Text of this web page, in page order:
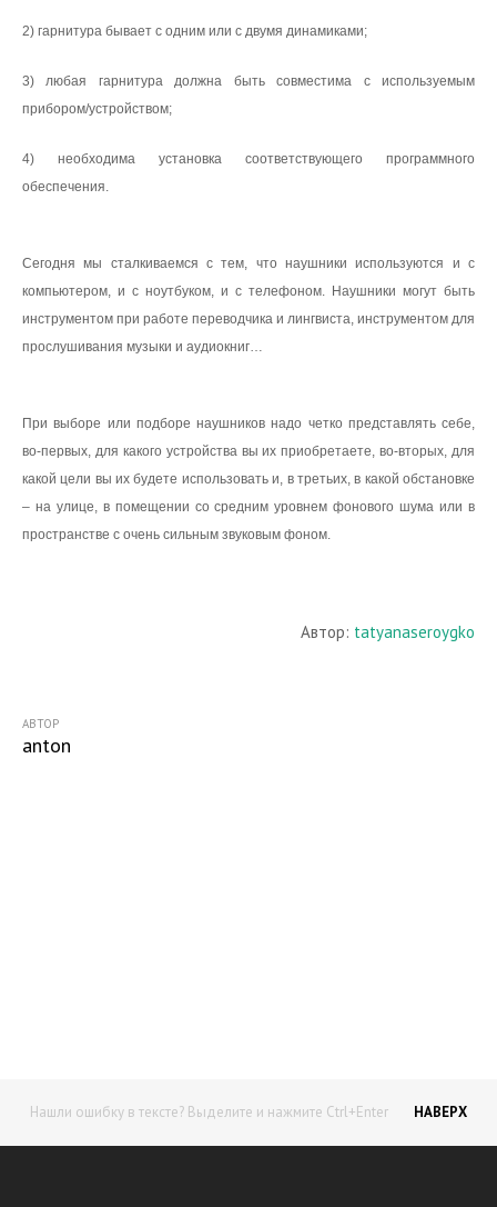
2) гарнитура бывает с одним или с двумя динамиками;
3) любая гарнитура должна быть совместима с используемым
прибором/устройством;
4) необходима установка соответствующего программного
обеспечения.
Сегодня мы сталкиваемся с тем, что наушники используются и с
компьютером, и с ноутбуком, и с телефоном. Наушники могут быть
инструментом при работе переводчика и лингвиста, инструментом для
прослушивания музыки и аудиокниг…
При выборе или подборе наушников надо четко представлять себе,
во-первых, для какого устройства вы их приобретаете, во-вторых, для
какой цели вы их будете использовать и, в третьих, в какой обстановке
– на улице, в помещении со средним уровнем фонового шума или в
пространстве с очень сильным звуковым фоном.
Автор: tatyanaseroygko
АВТОР
anton
Нашли ошибку в тексте? Выделите и нажмите Ctrl+Enter НАВЕРХ